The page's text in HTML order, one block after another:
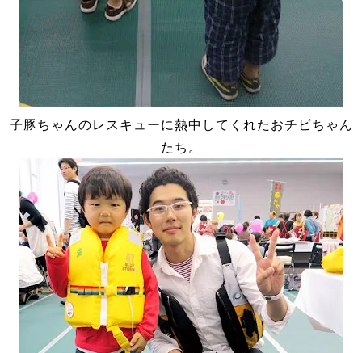
子豚ちゃんのレスキューに熱中してくれたおチビちゃん
たち。